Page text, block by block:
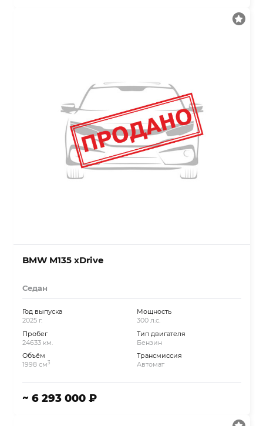
BMW M135 xDrive
Седан
Год выпуска
2025 г.
Пробег
24633 км.
Объём
1998 см3
Мощность
300 л.с.
Тип двигателя
Бензин
Трансмиссия
Автомат
~ 6 293 000 ₽